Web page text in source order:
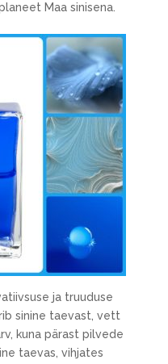
Maa sinisena.
ja truuduse
sinine taevast, vett
kuna pärast pilvede
taevas, vihjates